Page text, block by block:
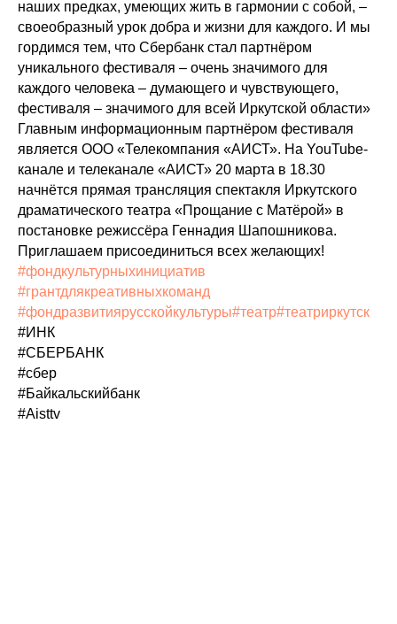
наших предках, умеющих жить в гармонии с собой, –
своеобразный урок добра и жизни для каждого. И мы
гордимся тем, что Сбербанк стал партнёром
уникального фестиваля – очень значимого для
каждого человека – думающего и чувствующего,
фестиваля – значимого для всей Иркутской области»
Главным информационным партнёром фестиваля
является ООО «Телекомпания «АИСТ». На YouTube-
канале и телеканале «АИСТ» 20 марта в 18.30
начнётся прямая трансляция спектакля Иркутского
драматического театра «Прощание с Матёрой» в
постановке режиссёра Геннадия Шапошникова.
Приглашаем присоединиться всех желающих!
#фондкультурныхинициатив
#грантдлякреативныхкоманд
#фондразвитиярусскойкультуры#театр#театриркутск
#ИНК
#СБЕРБАНК
#сбер
#Байкальскийбанк
#Aisttv